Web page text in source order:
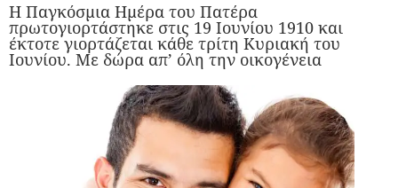
Η Παγκόσμια Ημέρα του Πατέρα
πρωτογιορτάστηκε στις 19 Ιουνίου 1910 και
έκτοτε γιορτάζεται κάθε τρίτη Κυριακή του
Ιουνίου. Με δώρα απ’ όλη την οικογένεια